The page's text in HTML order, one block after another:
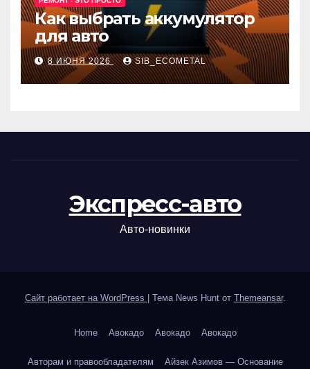
Как выбрать аккумулятор
для авто
8 ИЮНЯ 2026 SIB_ECOMETAL
Экспресс-авто
Авто-новинки
Сайт работает на WordPress Тема News Hunt от Themeansar.
Home Авокадо Авокадо Авокадо
Авторам и правообладателям Айзек Азимов — Основание